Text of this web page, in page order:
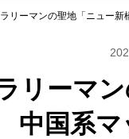
リーマ
国系マ